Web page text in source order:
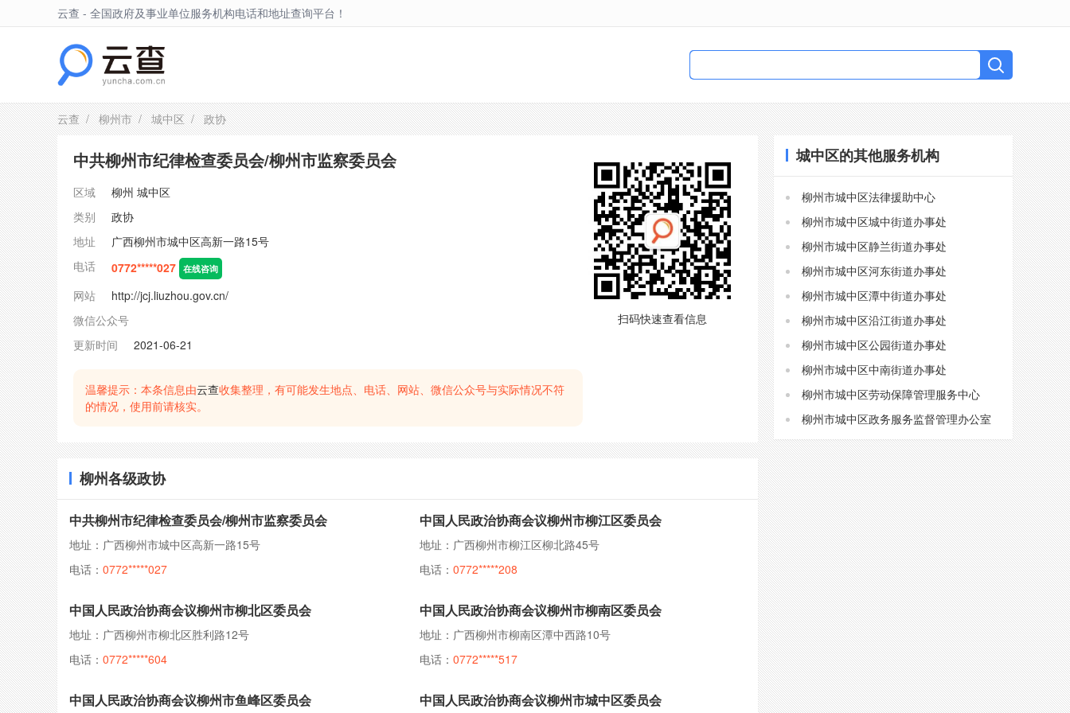
云查 - 全国政府及事业单位服务机构电话和地址查询平台！
云查/柳州市/城中区/ 政协
中共柳州市纪律检查委员会/柳州市监察委员会
区域 柳州 城中区
类别
政协
地址
广西柳州市城中区高新一路15号
电话
0772*****027 在线咨询
网站
http://jcj.liuzhou.gov.cn/
微信公众号
更新时间
2021-06-21
温馨提示：本条信息由云查收集整理，有可能发生地点、电话、网站、微信公众号与实际情况不符
的情况，使用前请核实。
扫码快速查看信息
柳州各级政协
中共柳州市纪律检查委员会/柳州市监察委员会
地址：广西柳州市城中区高新一路15号
电话： 0772*****027
中国人民政治协商会议柳州市柳江区委员会
地址：广西柳州市柳江区柳北路45号
电话： 0772*****208
中国人民政治协商会议柳州市柳北区委员会
地址：广西柳州市柳北区胜利路12号
电话： 0772*****604
中国人民政治协商会议柳州市柳南区委员会
地址：广西柳州市柳南区潭中西路10号
电话： 0772*****517
中国人民政治协商会议柳州市鱼峰区委员会 中国人民政治协商会议柳州市城中区委员会
城中区的其他服务机构
柳州市城中区法律援助中心
柳州市城中区城中街道办事处
柳州市城中区静兰街道办事处
柳州市城中区河东街道办事处
柳州市城中区潭中街道办事处
柳州市城中区沿江街道办事处
柳州市城中区公园街道办事处
柳州市城中区中南街道办事处
柳州市城中区劳动保障管理服务中心
柳州市城中区政务服务监督管理办公室